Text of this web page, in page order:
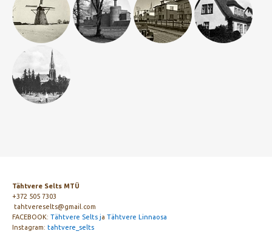
Tähtvere Selts MTÜ
+372 505 7303
tahtvereselts@gmail.com
FACEBOOK: Tähtvere Selts ja Tähtvere Linnaosa
Instagram: tahtvere_selts